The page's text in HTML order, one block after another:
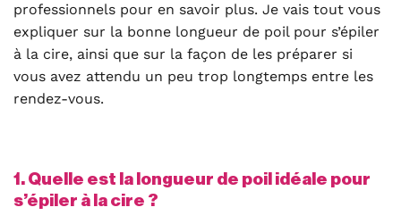
professionnels pour en savoir plus. Je vais tout vous
expliquer sur la bonne longueur de poil pour s’épiler
à la cire, ainsi que sur la façon de les préparer si
vous avez attendu un peu trop longtemps entre les
rendez-vous.
1. Quelle est la longueur de poil idéale pour
s’épiler à la cire ?